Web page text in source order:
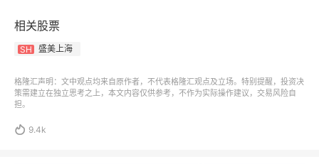
相关股票
SH 盛美上海
格隆汇声明：文中观点均来自原作者，不代表格隆汇观点及立场。特别提醒，投资决
策需建立在独立思考之上，本文内容仅供参考，不作为实际操作建议，交易风险自
担。
 9.4k